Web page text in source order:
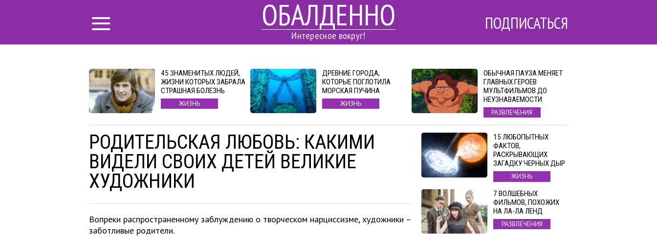
ОБАЛДЕННО
Интересное вокруг!
ПОДПИСАТЬСЯ
45 ЗНАМЕНИТЫХ ЛЮДЕЙ,
ЖИЗНИ КОТОРЫХ ЗАБРАЛА
СТРАШНАЯ БОЛЕЗНЬ
ЖИЗНЬ
ДРЕВНИЕ ГОРОДА,
КОТОРЫЕ ПОГЛОТИЛА
МОРСКАЯ ПУЧИНА
ЖИЗНЬ
ОБЫЧНАЯ ПАУЗА МЕНЯЕТ
ГЛАВНЫХ ГЕРОЕВ
МУЛЬТФИЛЬМОВ ДО
НЕУЗНАВАЕМОСТИ
РАЗВЛЕЧЕНИЯ
РОДИТЕЛЬСКАЯ ЛЮБОВЬ: КАКИМИ
ВИДЕЛИ СВОИХ ДЕТЕЙ ВЕЛИКИЕ
ХУДОЖНИКИ
Вопреки распространенному заблуждению о творческом нарциссизме, художники –
заботливые родители.
15 ЛЮБОПЫТНЫХ
ФАКТОВ,
РАСКРЫВАЮЩИХ
ЗАГАДКУ ЧЕРНЫХ ДЫР
ЖИЗНЬ
7 ВОЛШЕБНЫХ
ФИЛЬМОВ, ПОХОЖИХ
НА ЛА-ЛА ЛЕНД
РАЗВЛЕЧЕНИЯ